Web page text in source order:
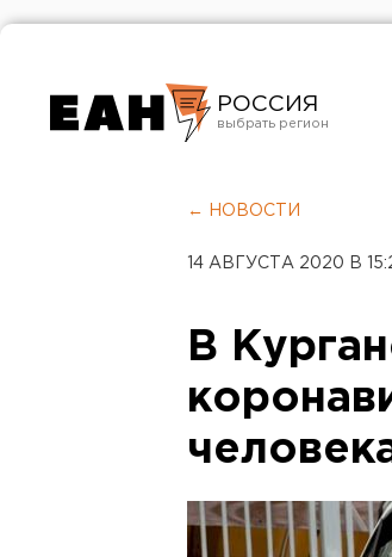
РОССИЯ
Челябинск
← НОВОСТИ
14 АВГУСТА 2020 В
В